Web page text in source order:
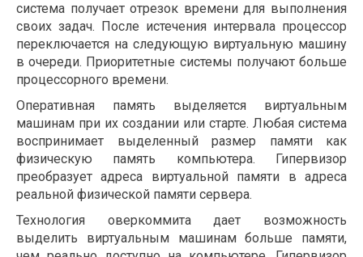
система получает отрезок времени для выполнения
своих задач. После истечения интервала процессор
переключается на следующую виртуальную машину
в очереди. Приоритетные системы получают больше
процессорного времени.
Оперативная память выделяется виртуальным
машинам при их создании или старте. Любая система
воспринимает выделенный размер памяти как
физическую память компьютера. Гипервизор
преобразует адреса виртуальной памяти в адреса
реальной физической памяти сервера.
Технология оверкоммита дает возможность
выделить виртуальным машинам больше памяти,